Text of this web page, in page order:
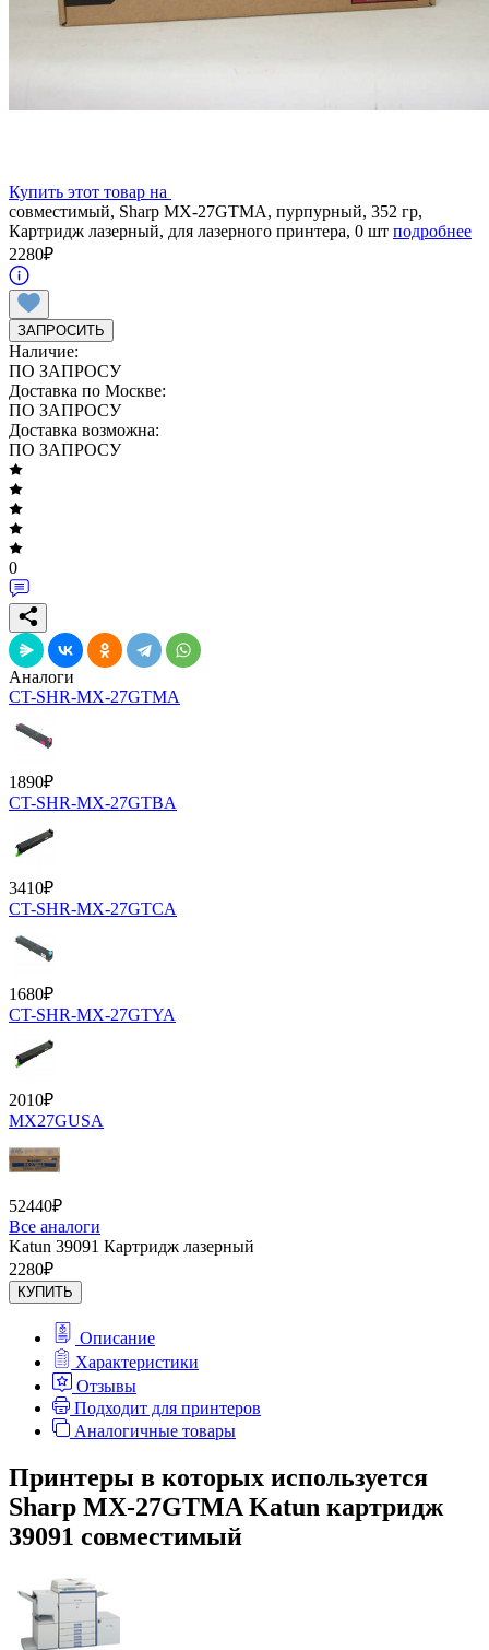
Купить этот товар на
совместимый, Sharp MX-27GTMA, пурпурный, 352 гр,
Картридж лазерный, для лазерного принтера, 0 шт подробнее
2280₽
ЗАПРОСИТЬ
Наличие:
ПО ЗАПРОСУ
Доставка по Москве:
ПО ЗАПРОСУ
Доставка возможна:
ПО ЗАПРОСУ
0
Аналоги
CT-SHR-MX-27GTMA
1890₽
CT-SHR-MX-27GTBA
3410₽
CT-SHR-MX-27GTCA
1680₽
CT-SHR-MX-27GTYA
2010₽
MX27GUSA
52440₽
Все аналоги
Katun 39091 Картридж лазерный
2280₽
КУПИТЬ
Описание
Характеристики
Отзывы
Подходит для принтеров
Аналогичные товары
Принтеры в которых используется
Sharp MX-27GTMA Katun картридж
39091 совместимый